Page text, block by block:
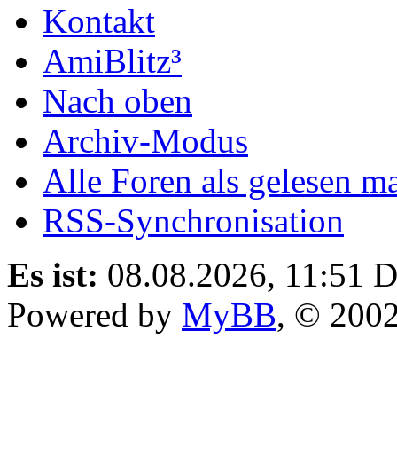
Kontakt
AmiBlitz³
Nach oben
Archiv-Modus
Alle Foren als gelesen
RSS-Synchronisation
Es ist: 08.08.2026, 11:51
Powered by MyBB, ©